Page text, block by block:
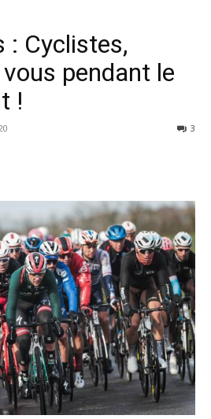
: Cyclistes,
pendant le
!
3